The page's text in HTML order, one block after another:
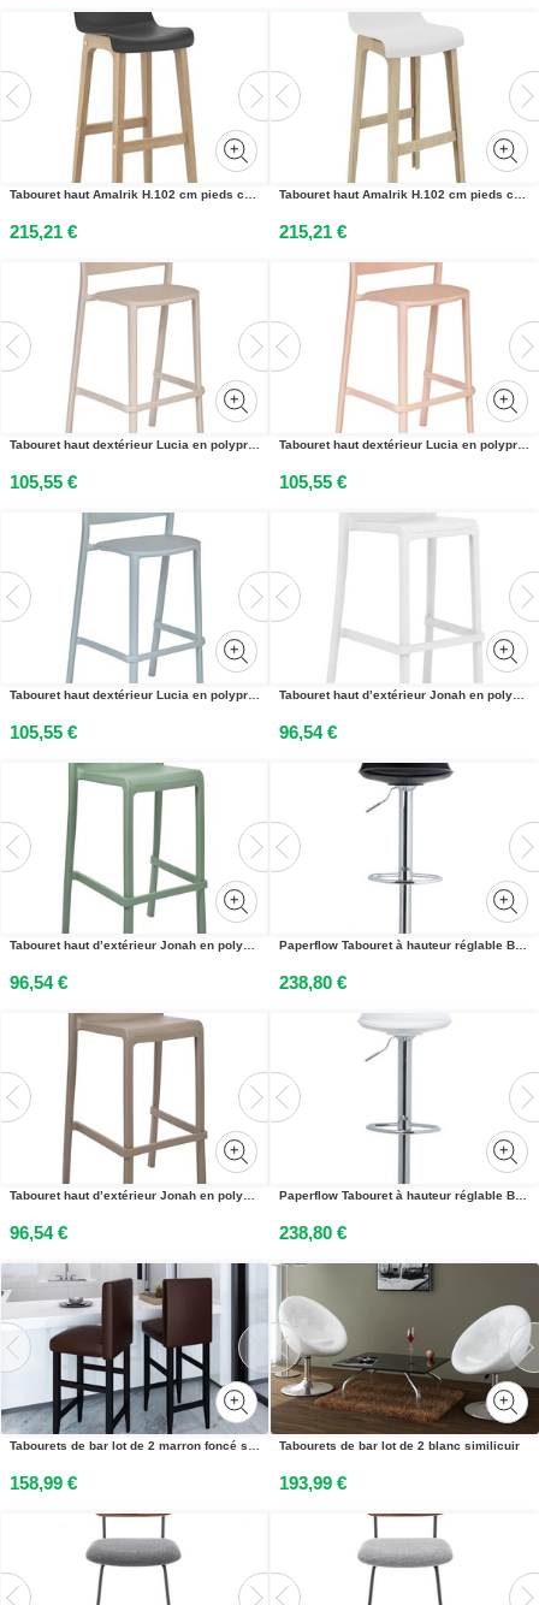
Tabouret haut Amalrik H.102 cm pieds chêne massif - Noir
215,21 €
Tabouret haut Amalrik H.102 cm pieds chêne massif - Blanc
215,21 €
Tabouret haut dextérieur Lucia en polypropylène recyclable - Perle
105,55 €
Tabouret haut dextérieur Lucia en polypropylène recyclable - Rose
105,55 €
Tabouret haut dextérieur Lucia en polypropylène recyclable - Bleu
105,55 €
Tabouret haut d’extérieur Jonah en polypropylène recyclable – Blanc
96,54 €
Tabouret haut d’extérieur Jonah en polypropylène recyclable – Vert olive
96,54 €
Paperflow Tabouret à hauteur réglable Bobba - Noir - Lot de 2
238,80 €
Tabouret haut d’extérieur Jonah en polypropylène recyclable– Taupe
96,54 €
Paperflow Tabouret à hauteur réglable Bobba - Blanc - Lot de 2
238,80 €
Tabourets de bar lot de 2 marron foncé similicuir
158,99 €
Tabourets de bar lot de 2 blanc similicuir
193,99 €